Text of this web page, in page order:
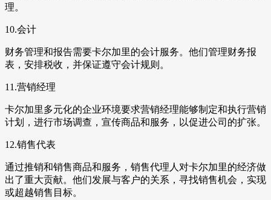
理。
10.会计
财务管理和报告需要卡尔加里的会计服务。他们管理财务报
表，安排税收，并保证遵守会计规则。
11.营销经理
卡尔加里多元化的企业环境要求营销经理能够制定和执行营销
计划，进行市场调查，宣传商品和服务，以促进公司的扩张。
12.销售代表
通过推销和销售商品和服务，销售代理人对卡尔加里的经济做
出了重大贡献。他们发展与客户的关系，寻找销售机会，实现
或超越销售目标。